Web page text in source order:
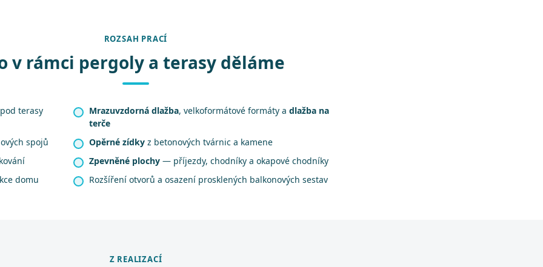
ROZSAH PRACÍ
v rámci pergoly a terasy děláme
terasy Mrazuvzdorná dlažba, velkoformátové formáty a dlažba na
terče
spojů
Opěrné zídky z betonových tvárnic a kamene
Zpevněné plochy — příjezdy, chodníky a okapové chodníky
domu
Rozšíření otvorů a osazení prosklených balkonových sestav
Z REALIZACÍ